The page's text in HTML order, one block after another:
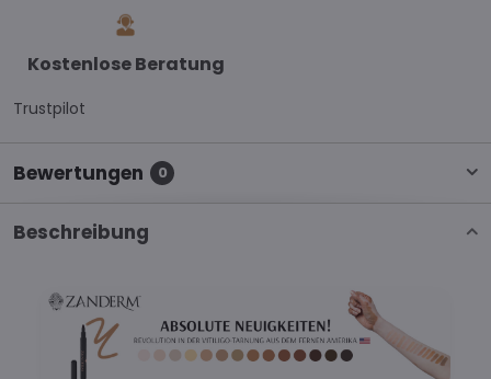
Kostenlose Beratung
Trustpilot
Beschreibung
Bewertungen 0